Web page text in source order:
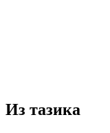
Из тазика